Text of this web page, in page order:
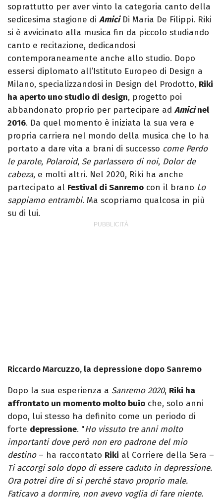
soprattutto per aver vinto la categoria canto della
sedicesima stagione di AmiciDi Maria De Filippi. Riki
si è avvicinato alla musica fin da piccolo studiando
canto e recitazione, dedicandosi
contemporaneamente anche allo studio. Dopo
essersi diplomato all’Istituto Europeo di Design a
Milano, specializzandosi in Design del Prodotto, Riki
ha aperto uno studio di design, progetto poi
abbandonato proprio per partecipare ad Amicinel
2016. Da quel momento è iniziata la sua vera e
propria carriera nel mondo della musica che lo ha
portato a dare vita a brani di successo come Perdo
le parole, Polaroid, Se parlassero di noi, Dolor de
cabeza, e molti altri. Nel 2020, Riki ha anche
partecipato al Festival di Sanremo con il brano Lo
sappiamo entrambi. Ma scopriamo qualcosa in più
su di lui.
Riccardo Marcuzzo, la depressione dopo Sanremo
Dopo la sua esperienza a Sanremo 2020, Riki ha
affrontato un momento molto buio che, solo anni
dopo, lui stesso ha definito come un periodo di
forte depressione. "Ho vissuto tre anni molto
importanti dove però non ero padrone del mio
destino– ha raccontato Riki al Corriere della Sera –
Ti accorgi solo dopo di essere caduto in depressione.
Ora potrei dire di sì perché stavo proprio male.
Faticavo a dormire, non avevo voglia di fare niente.